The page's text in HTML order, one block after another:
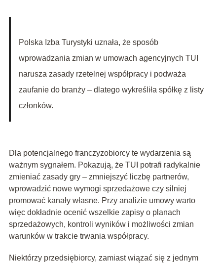
Polska Izba Turystyki uznała, że sposób
wprowadzania zmian w umowach agencyjnych TUI
narusza zasady rzetelnej współpracy i podważa
zaufanie do branży – dlatego wykreśliła spółkę z listy
członków.
Dla potencjalnego franczyzobiorcy te wydarzenia są
ważnym sygnałem. Pokazują, że TUI potrafi radykalnie
zmieniać zasady gry – zmniejszyć liczbę partnerów,
wprowadzić nowe wymogi sprzedażowe czy silniej
promować kanały własne. Przy analizie umowy warto
więc dokładnie ocenić wszelkie zapisy o planach
sprzedażowych, kontroli wyników i możliwości zmian
warunków w trakcie trwania współpracy.
Niektórzy przedsiębiorcy, zamiast wiązać się z jednym